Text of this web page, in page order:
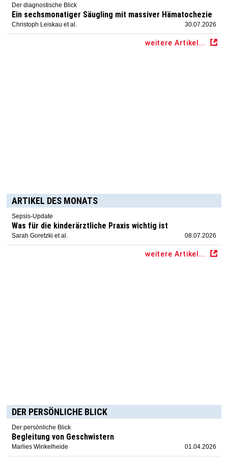
Der diagnostische Blick
Ein sechsmonatiger Säugling mit massiver Hämatochezie
Christoph Leiskau et al. 30.07.2026
weitere Artikel...
ARTIKEL DES MONATS
Sepsis-Update
Was für die kinderärztliche Praxis wichtig ist
Sarah Goretzki et al. 08.07.2026
weitere Artikel...
DER PERSÖNLICHE BLICK
Der persönliche Blick
Begleitung von Geschwistern
Marlies Winkelheide 01.04.2026